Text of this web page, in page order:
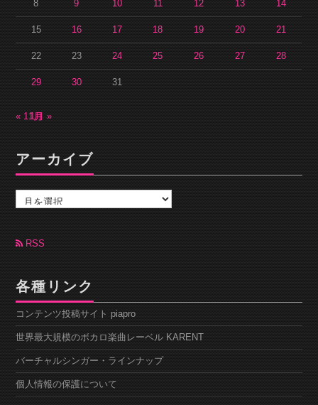
8 9 10 11 12 13 14
15 16 17 18 19 20 21
22 23 24 25 26 27 28
29 30 31
« 11月1月 »
アーカイブ
カ
ブ RSS
各種リンク
コンテンツ投稿サイト piapro
世界最大規模のボカロ楽曲レーベル KARENT
バーチャルシンガー・ラインナップ
個人情報の保護について